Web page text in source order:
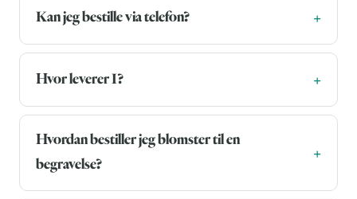
Kan jeg bestille via telefon?
Hvor leverer I?
Hvordan bestiller jeg blomster til en
begravelse?